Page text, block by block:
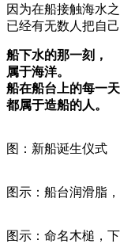
因为在船接触海水之
已经有无数人把自
船下水的那一刻，
属于海洋。
船在船台上的每一天
都属于造船的人。
图：新船诞生仪式
图示：船台润滑脂
图示：命名木槌，